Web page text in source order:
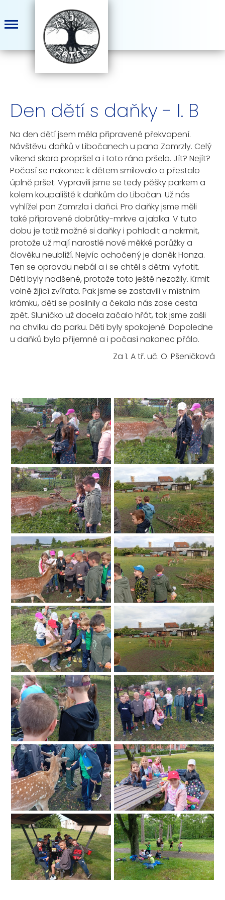
Den dětí s daňky - I. B
Na den dětí jsem měla připravené překvapení.
Návštěvu daňků v Libočanech u pana Zamrzly. Celý
víkend skoro propršel a i toto ráno pršelo. Jít? Nejít?
Počasí se nakonec k dětem smilovalo a přestalo
úplně pršet. Vypravili jsme se tedy pěšky parkem a
kolem koupaliště k daňkům do Libočan. Už nás
vyhlížel pan Zamrzla i daňci. Pro daňky jsme měli
také připravené dobrůtky-mrkve a jablka. V tuto
dobu je totiž možné si daňky i pohladit a nakrmit,
protože už mají narostlé nové měkké parůžky a
člověku neublíží. Nejvíc ochočený je daněk Honza.
Ten se opravdu nebál a i se chtěl s dětmi vyfotit.
Děti byly nadšené, protože toto ještě nezažily. Krmit
volně žijící zvířata. Pak jsme se zastavili v místním
krámku, děti se posilnily a čekala nás zase cesta
zpět. Sluníčko už docela začalo hřát, tak jsme zašli
na chvilku do parku. Děti byly spokojené. Dopoledne
u daňků bylo příjemné a i počasí nakonec přálo.
Za 1. A tř. uč. O. Pšeničková